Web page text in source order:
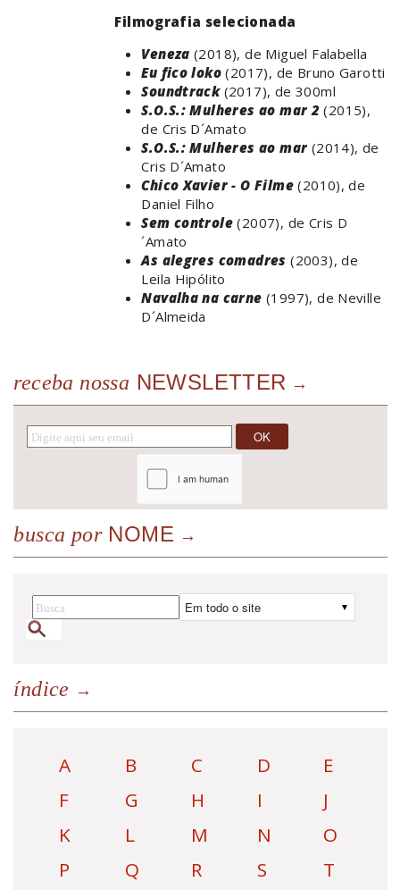
Filmografia selecionada
Veneza (2018), de Miguel Falabella
Eu fico loko (2017), de Bruno Garotti
Soundtrack(2017), de 300ml
S.O.S.: Mulheres ao mar 2 (2015),
de Cris D´Amato
S.O.S.: Mulheres ao mar (2014), de
Cris D´Amato
Chico Xavier - O Filme(2010), de
Daniel Filho
Sem controle (2007), de Cris D
´Amato
As alegres comadres (2003), de
Leila Hipólito
Navalha na carne (1997), de Neville
D´Almeida
receba nossa NEWSLETTER
busca porNOME
índice
A B C D
E
F
G H I
J
K
L M N
O
P
Q R S
T